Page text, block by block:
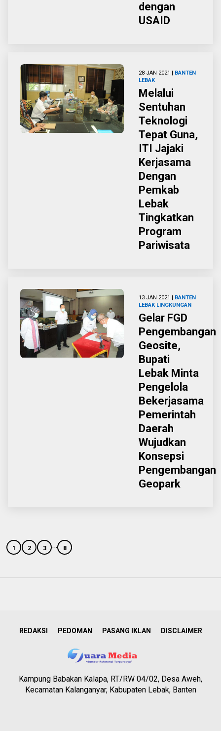
dengan
USAID
28 JAN 2021 | BANTEN
LEBAK
Melalui
Sentuhan
Teknologi
Tepat Guna,
ITI Jajaki
Kerjasama
Dengan
Pemkab
Lebak
Tingkatkan
Program
Pariwisata
13 JAN 2021 | BANTEN
LEBAK LINGKUNGAN
Gelar FGD
Pengembangan
Geosite,
Bupati
Lebak Minta
Pengelola
Bekerjasama
Pemerintah
Daerah
Wujudkan
Konsepsi
Pengembangan
Geopark
1 2 3 … 8
REDAKSI PEDOMAN PASANG IKLAN DISCLAIMER
Kampung Babakan Kalapa, RT/RW 04/02, Desa Aweh,
Kecamatan Kalanganyar, Kabupaten Lebak, Banten